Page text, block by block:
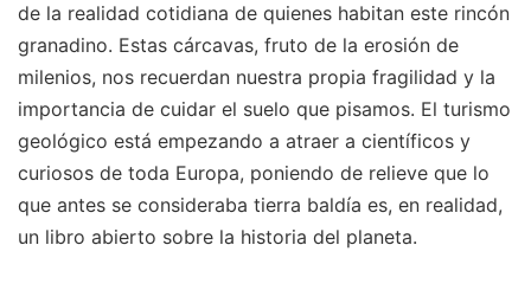
de la realidad cotidiana de quienes habitan este rincón
granadino. Estas cárcavas, fruto de la erosión de
milenios, nos recuerdan nuestra propia fragilidad y la
importancia de cuidar el suelo que pisamos. El turismo
geológico está empezando a atraer a científicos y
curiosos de toda Europa, poniendo de relieve que lo
que antes se consideraba tierra baldía es, en realidad,
un libro abierto sobre la historia del planeta.